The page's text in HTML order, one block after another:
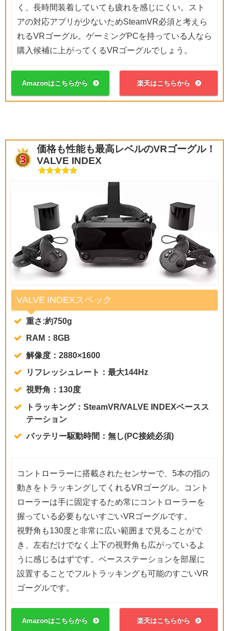
く、長時間装着していても疲れを感じにくい。スト
アの対応アプリが少ないためSteamVR必須と考えら
れるVRゴーグル。ゲーミングPCを持っている人なら
購入候補に上がってくるVRゴーグルでしょう。
Amazonはこちらから 楽天はこちらから
価格も性能も最高レベルのVRゴーグル！
VALVE INDEX
VALVE INDEXスペック
重さ:約750g
RAM：8GB
解像度：2880×1600
リフレッシュレート：最大144Hz
視野角：130度
トラッキング：SteamVR/VALVE INDEXベースス
テーション
バッテリー駆動時間：無し(PC接続必須)
コントローラーに搭載されたセンサーで、5本の指の
動きをトラッキングしてくれるVRゴーグル。コント
ローラーは手に固定するため常にコントローラーを
握っている必要もないすごいVRゴーグルです。
視野角も130度と非常に広い範囲まで見ることがで
き、左右だけでなく上下の視野角も広がっているよ
うに感じるはずです。ベースステーションを部屋に
設置することでフルトラッキングも可能のすごいVR
ゴーグルです。
Amazonはこちらから 楽天はこちらから